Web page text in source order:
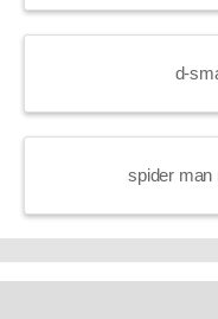
d-
spider man